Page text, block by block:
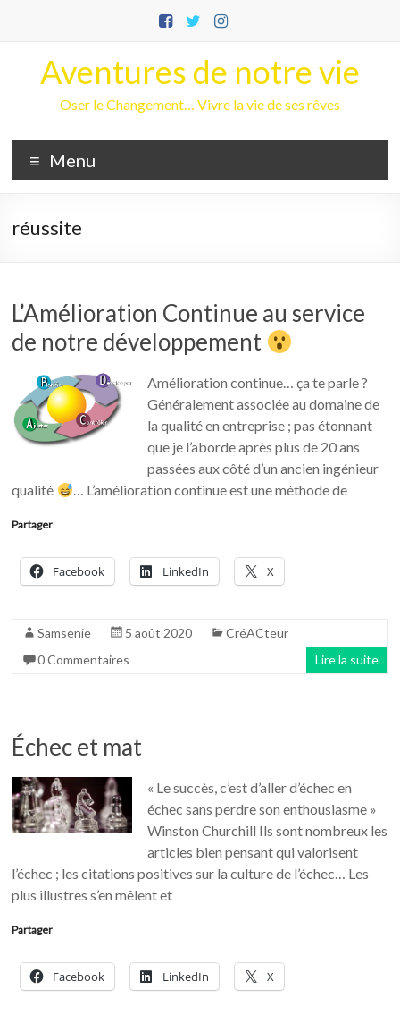
Aventures de notre vie
Oser le Changement… Vivre la vie de ses rêves
Menu
réussite
L’Amélioration Continue au service
de notre développement
Amélioration continue… ça te parle ?
Généralement associée au domaine de
la qualité en entreprise ; pas étonnant
que je l’aborde après plus de 20 ans
passées aux côté d’un ancien ingénieur
qualité
… L’amélioration continue est une méthode de
Partager
Facebook LinkedIn X
Samsenie 5 août 2020
CréACteur
0 Commentaires
Lire la suite
Échec et mat
« Le succès, c’est d’aller d’échec en
échec sans perdre son enthousiasme »
Winston Churchill Ils sont nombreux les
articles bien pensant qui valorisent
l’échec ; les citations positives sur la culture de l’échec… Les
plus illustres s’en mêlent et
Partager
Facebook LinkedIn X